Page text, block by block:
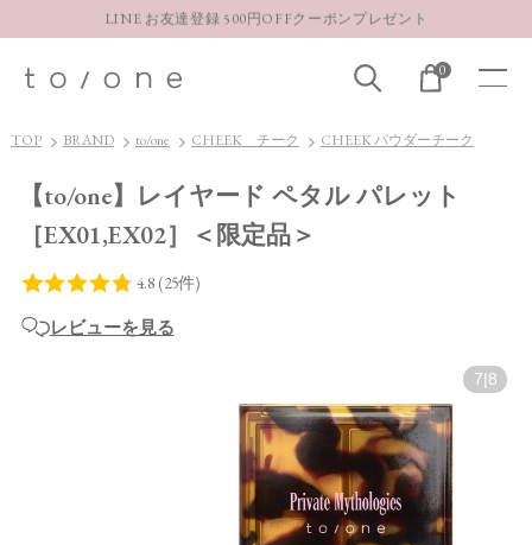
LINE お友達登録 500円OFFクーポンプレゼント
お得な定期購入コースはこちら
LINE お友達登録 500円OFFクーポンプレゼント
0
TOP BRAND to/one CHEEK チーク CHEEK パウダーチーク
【to/one】レイヤード ペタル パレット
［EX01,EX02］＜限定品＞
レビューを見る
7 8